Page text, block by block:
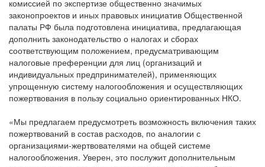
комиссией по экспертизе общественно значимых
законопроектов и иных правовых инициатив Общественной
палаты РФ была подготовлена инициатива, предлагающая
дополнить законодательство о налогах и сборах
соответствующим положением, предусматривающим
налоговые преференции для лиц (организаций и
индивидуальных предпринимателей), применяющих
упрощенную систему налогообложения и осуществляющих
пожертвования в пользу социально ориентированных НКО.
«Мы предлагаем предусмотреть возможность включения таких
пожертвований в состав расходов, по аналогии с
организациями-жертвователями на общей системе
налогообложения. Уверен, это послужит дополнительным